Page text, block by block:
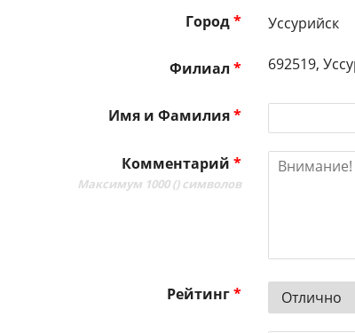
Город* Уссурийск
Филиал * 692519,
Имя и Фамилия*
Комментарий *
Максимум 1000 () символов
Рейтинг*